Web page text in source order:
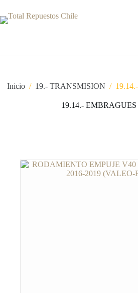
Inicio / 19.- TRANSMISION /
19.14.- EMBRAGUES